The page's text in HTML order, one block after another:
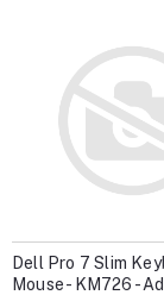
Dell Pro 7 Slim
Mouse - KM726 -